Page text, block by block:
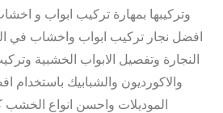
وتركيبها بمهارة تركيب ابواب و
افضل نجار تركيب ابواب واخشاب في
النجارة وتفصيل الابواب الخشبية
والاكورديون والشبابيك باستخدام
الموديلات واحسن انواع الخشب